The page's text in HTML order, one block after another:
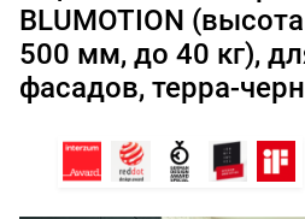
BLUMOTION
500 мм, до 40 кг),
фасадов, терра-